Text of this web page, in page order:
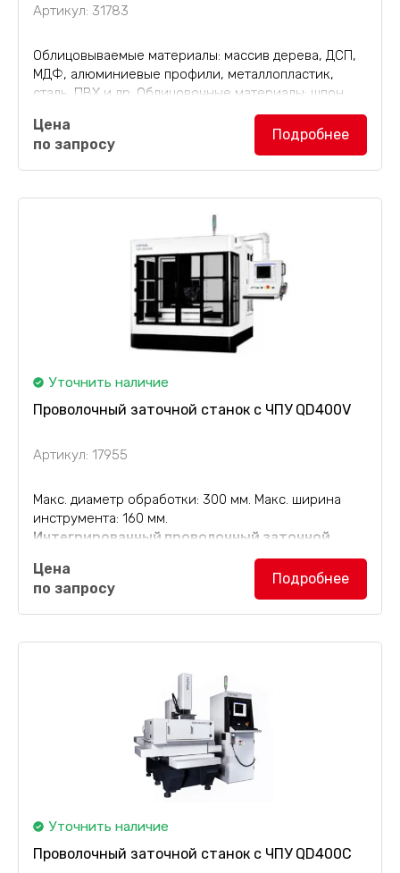
Артикул: 31783
Облицовываемые материалы: массив дерева, ДСП,
МДФ, алюминиевые профили, металлопластик,
сталь, ПВХ и др. Облицовочные материалы: шпон,
ПВХ, ПЭ, декоративная бумага, CPL, алюминиевая
пленка и др.
Цена
по запросу
Подробнее
Уточнить наличие
Проволочный заточной станок с ЧПУ QD400V
Артикул: 17955
Макс. диаметр обработки: 300 мм. Макс. ширина
инструмента: 160 мм.
Интегрированный проволочный заточной
с полной защитой,
предназначенный для высокоточной обработки
режущих кромок различных вращающихся дисков,
стержней или...
Цена
по запросу
Подробнее
Уточнить наличие
Проволочный заточной станок с ЧПУ QD400C